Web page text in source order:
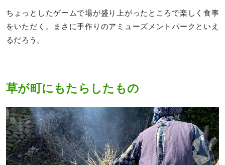
ちょっとしたゲームで場が盛り上がったところで楽しく食事
をいただく。まさに手作りのアミューズメントパークといえ
るだろう。
草が町にもたらしたもの